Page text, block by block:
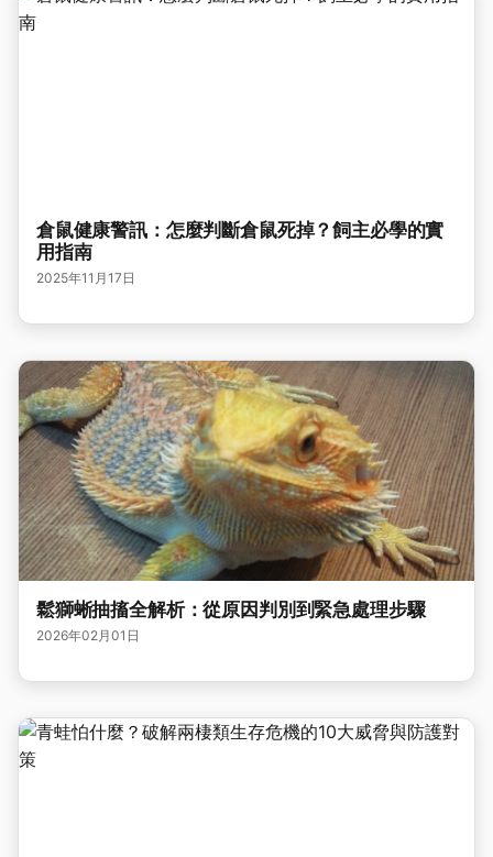
倉鼠健康警訊：怎麼判斷倉鼠死掉？飼主必學的實
用指南
2025年11月17日
鬆獅蜥抽搐全解析：從原因判別到緊急處理步驟
2026年02月01日